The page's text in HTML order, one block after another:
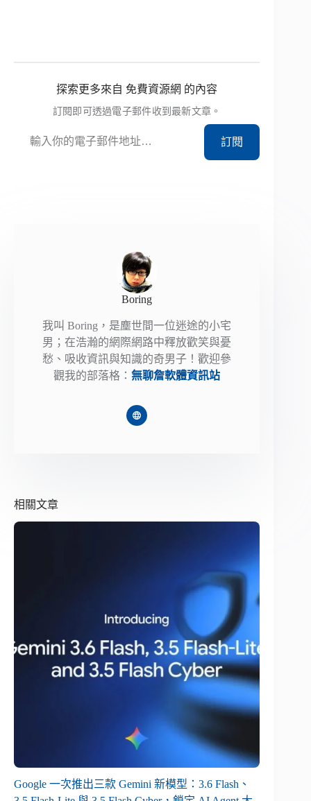
探索更多來自 免費資源網 的內容
訂閱即可透過電子郵件收到最新文章。
訂閱
Boring
我叫 Boring，是塵世間一位迷途的小宅
男；在浩瀚的網際網路中釋放歡笑與憂
愁、吸收資訊與知識的奇男子！歡迎參
觀我的部落格：無聊詹軟體資訊站
相關文章
Google 一次推出三款 Gemini 新模型：3.6 Flash、